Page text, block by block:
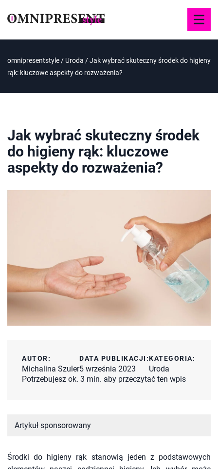
omnipresentstyle / Uroda /Jak wybrać skuteczny środek do higieny
rąk: kluczowe aspekty do rozważenia?
Jak wybrać skuteczny środek
do higieny rąk: kluczowe
aspekty do rozważenia?
AUTOR:
Michalina Szuler
DATA PUBLIKACJI:
5 września 2023
KATEGORIA:
Uroda
Potrzebujesz ok. 3 min. aby przeczytać ten wpis
Artykuł sponsorowany
Środki do higieny rąk stanowią jeden z podstawowych